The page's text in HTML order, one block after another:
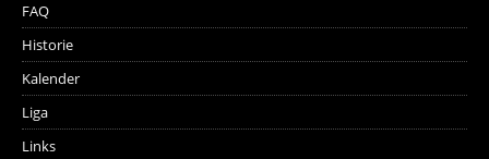
FAQ
Historie
Kalender
Liga
Links